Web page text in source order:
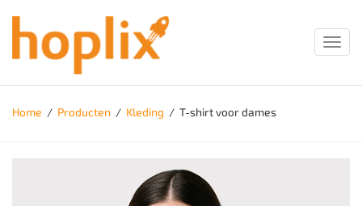
Home / Producten / Kleding / T-shirt voor dames